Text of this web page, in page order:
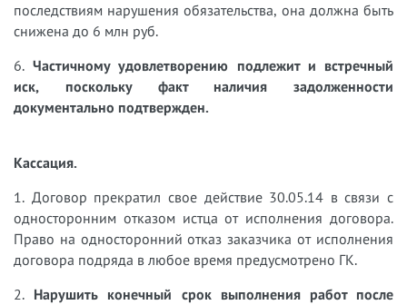
последствиям нарушения обязательства, она должна быть
снижена до 6 млн руб.
6.Частичному удовлетворению подлежит и встречный
иск, поскольку факт наличия задолженности
документально подтвержден.
Кассация.
1.​ Договор прекратил свое действие 30.05.14 в связи с
односторонним отказом истца от исполнения договора.
Право на односторонний отказ заказчика от исполнения
договора подряда в любое время предусмотрено ГК.
2.​ Нарушить конечный срок выполнения работ после